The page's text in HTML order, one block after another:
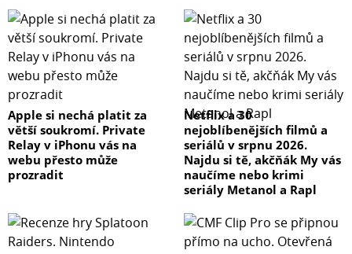
Apple si nechá platit za
větší soukromí. Private
Relay v iPhonu vás na
webu přesto může
prozradit
Netflix a 30
nejoblíbenějších filmů a
seriálů v srpnu 2026.
Najdu si tě, akčňák My vás
naučíme nebo krimi
seriály Metanol a Rapl